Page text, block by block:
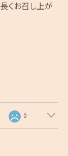
くお召し上が
0